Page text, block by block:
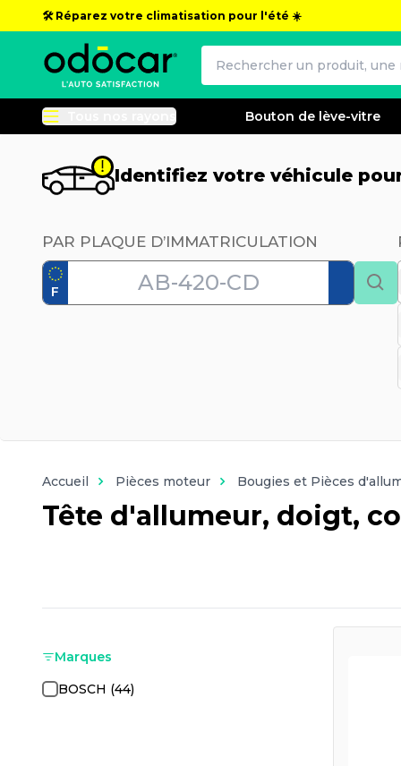
🛠️ Réparez votre climatisation pour l'été ☀️
Tous nos rayons Bouton de lève-vitre
Identifiez votre véhicule
PAR PLAQUE D’IMMATRICULATION
F
Accueil Pièces moteur Bougies et Pièces
Tête d'allumeur, doigt,
Marques
BOSCH (44)